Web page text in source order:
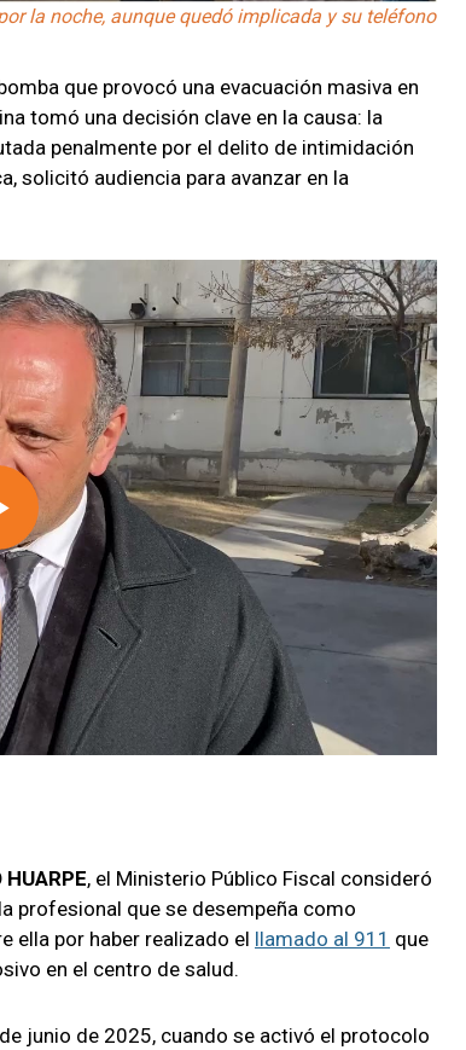
la noche, aunque quedó implicada y su teléfono
que provocó una evacuación masiva en
tomó una decisión clave en la causa: la
penalmente por el delito de intimidación
solicitó audiencia para avanzar en la
HUARPE, el Ministerio Público Fiscal consideró
profesional que se desempeña como
ella por haber realizado el llamado al 911 que
en el centro de salud.
junio de 2025, cuando se activó el protocolo